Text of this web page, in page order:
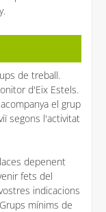
de treball.
d'Eix Estels.
el grup
segons l'activitat
depenent
fets del
indicacions
mínims de